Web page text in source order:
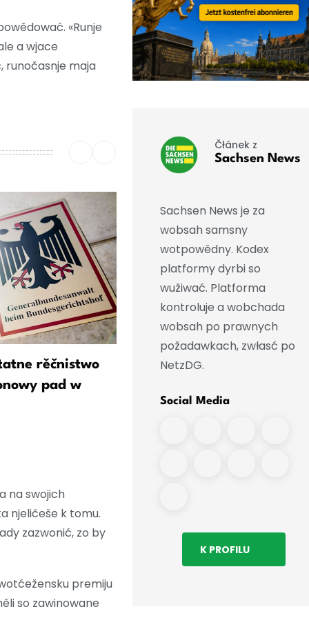
«Runje
a wjace
runočasnje maja
rěčnistwo
pad w
Po wotkryću drotow w
wobmjezowanjow
na swojich
njeličeše k tomu.
zazwonić, zo by
premiju
so zawinowane
Čłánek z
Sachsen News
Sachsen News je za
wobsah samsny
wotpowědny. Kodex
platformy dyrbi so
wužiwać. Platforma
kontroluje a wobchada
wobsah po prawnych
požadawkach, zwłasć po
NetzDG.
Social Media
K PROFILU